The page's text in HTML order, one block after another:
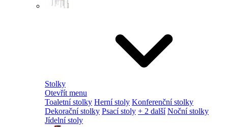
Stolky
Otevřít menu
Toaletní stolky Herní stoly Konferenční stolky
Dekorační stolky Psací stoly + 2 další Noční stolky
Jídelní stoly